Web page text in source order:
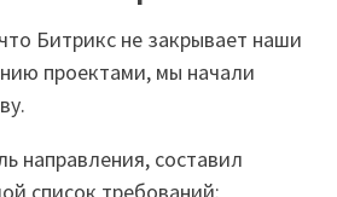
Битрикс не закрывает наши
проектами, мы начали
направления, составил